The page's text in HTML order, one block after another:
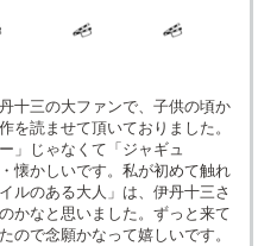
十三の大ファンで、子供の頃か
を読ませて頂いておりました。
ー」じゃなくて「ジャギュ
懐かしいです。私が初めて触れ
ルのある大人」は、伊丹十三さ
かなと思いました。ずっと来て
ので念願かなって嬉しいです。